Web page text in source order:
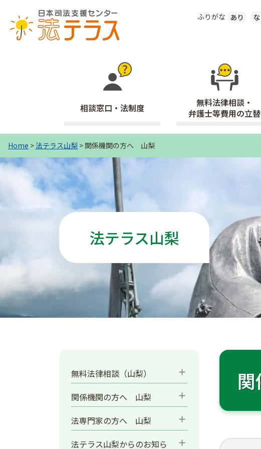
ふりがな あり
相談窓口・法制度
無料法律相談・
弁護士等費用の立替
Home >法テラス山梨 > 関係機関の方へ 山梨
法テラス山梨
無料法律相談（山梨） add
関係機関の方へ 山梨 add
法専門家の方へ 山梨 add
法テラス山梨からのお知ら add